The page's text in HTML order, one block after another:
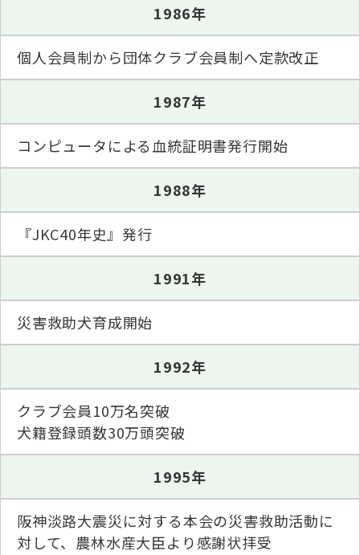
災害救助犬の育成
ジャックブログ
子犬を繁殖した方へ 〜 子犬の正式な名前のつけ方
血統証明書・よくあるご質問
Obtaining the JKC Certified Export Pedigree
ドッグダンス
ハンドリング競技会
ジュニアハンドラー
過去の大会結果
犬の絵コンクールについて
愛犬とのふれあい写真コンテストについて
愛犬とのふれあいの俳句について
1986年
個人会員制から団体クラブ会員制へ定款改正
1987年
コンピュータによる血統証明書発行開始
1988年
『JKC40年史』発行
1991年
災害救助犬育成開始
1992年
クラブ会員10万名突破
犬籍登録頭数30万頭突破
1995年
阪神淡路大震災に対する本会の災害救助活動に
対して、農林水産大臣より感謝状拝受